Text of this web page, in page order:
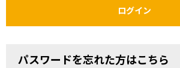
ログイン
パスワードを忘れた方はこちら